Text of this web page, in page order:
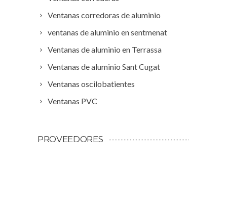
Ventanas corredoras de aluminio
ventanas de aluminio en sentmenat
Ventanas de aluminio en Terrassa
Ventanas de aluminio Sant Cugat
Ventanas oscilobatientes
Ventanas PVC
PROVEEDORES